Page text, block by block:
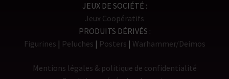
JEUX DE SOCIÉTÉ
Jeux Coopératifs
PRODUITS DÉRIVÉS
Figurines
Peluches Posters Warhammer/Deimos
Mentions légales & politique de confidentialité